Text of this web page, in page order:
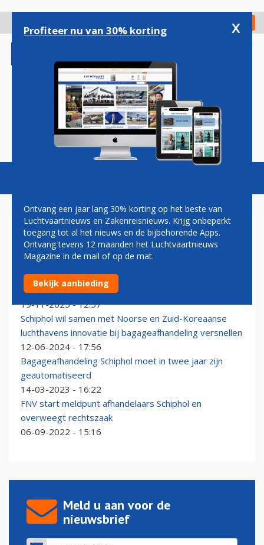
gaan
Check in
Magazine Podcasts Vacatures
BAGAGEAFHANDELING
Schiphol behoort inmiddels, na Londen, tot de duurste
grote luchthavens van Europa
19-11-2025 - 12:57
Schiphol wil samen met Noorse en Zuid-Koreaanse
luchthavens innovatie bij bagageafhandeling versnellen
12-06-2024 - 17:56
Bagageafhandeling Schiphol moet in twee jaar zijn
geautomatiseerd
14-03-2023 - 16:22
FNV start meldpunt afhandelaars Schiphol en
overweegt rechtszaak
06-09-2022 - 15:16
Meld u aan voor de
nieuwsbrief
Profiteer nu van 30% korting x
Ontvang een jaar lang 30% korting op het beste van
Luchtvaartnieuws en Zakenreisnieuws. Krijg onbeperkt
toegang tot al het nieuws en de bijbehorende Apps.
Ontvang tevens 12 maanden het Luchtvaartnieuws
Magazine in de mail of op de mat.
Bekijk aanbieding